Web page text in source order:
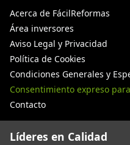
Acerca de FácilReformas
Área inversores
Aviso Legal y Privacidad
Política de Cookies
Condiciones Generales y
Consentimiento expreso
Contacto
Líderes en Calidad